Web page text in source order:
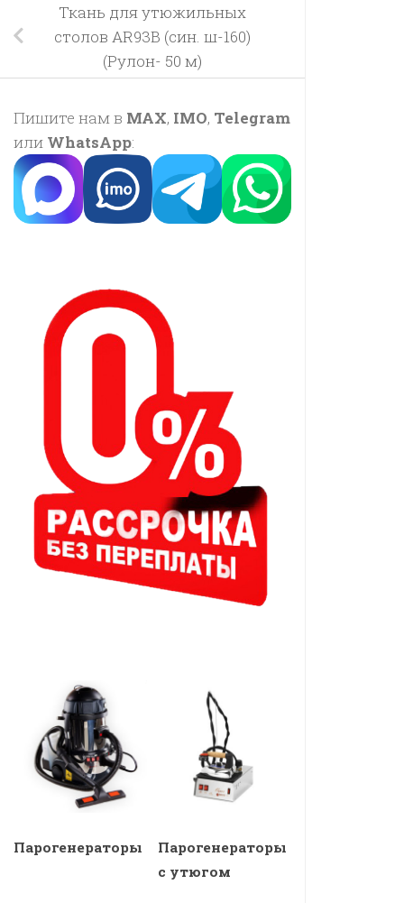
Ткань для утюжильных
столов AR93B (син. ш-160)
(Рулон- 50 м)
Пишите нам в MAX, IMO, Telegram
или WhatsApp:
Парогенераторы
Парогенераторы
с утюгом